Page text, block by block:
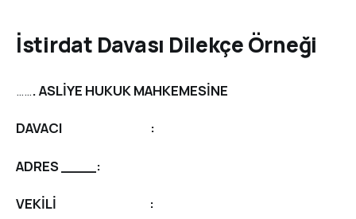
İstirdat Davası Dilekçe Örneği
……. ASLİYE HUKUK MAHKEMESİNE
DAVACI :
ADRES ____:
VEKİLİ :